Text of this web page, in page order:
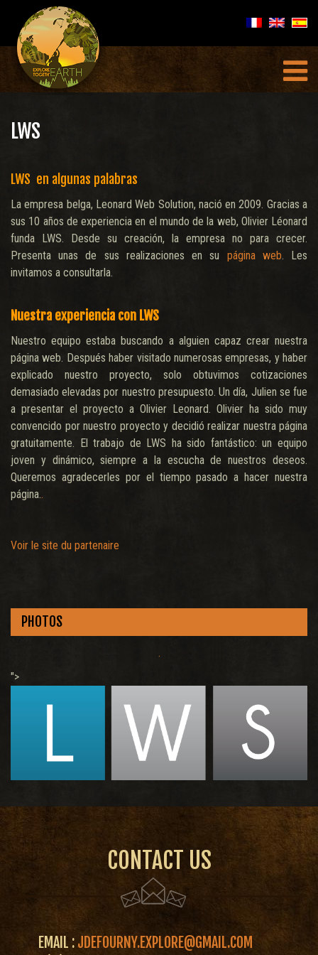
LWS
LWS en algunas palabras
La empresa belga, Leonard Web Solution, nació en 2009. Gracias a
sus 10 años de experiencia en el mundo de la web, Olivier Léonard
funda LWS. Desde su creación, la empresa no para crecer.
Presenta unas de sus realizaciones en su página web. Les
invitamos a consultarla.
Nuestra experiencia con LWS
Nuestro equipo estaba buscando a alguien capaz crear nuestra
página web. Después haber visitado numerosas empresas, y haber
explicado nuestro proyecto, solo obtuvimos cotizaciones
demasiado elevadas por nuestro presupuesto. Un día, Julien se fue
a presentar el proyecto a Olivier Leonard. Olivier ha sido muy
convencido por nuestro proyecto y decidió realizar nuestra página
gratuitamente. El trabajo de LWS ha sido fantástico: un equipo
joven y dinámico, siempre a la escucha de nuestros deseos.
Queremos agradecerles por el tiempo pasado a hacer nuestra
página..
Voir le site du partenaire
PHOTOS
.
">
CONTACT US
EMAIL : JDEFOURNY.EXPLORE@GMAIL.COM